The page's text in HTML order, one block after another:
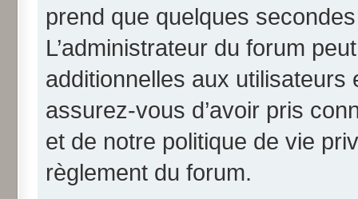
prend que quelques
L’administrateur du forum
additionnelles aux
assurez-vous d’avoir pris
et de notre politique de vie
règlement du forum.